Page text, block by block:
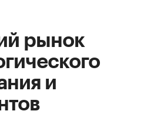
рынок
и